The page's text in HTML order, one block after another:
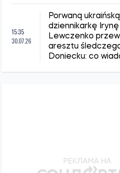
15:35
30.07.26
Porwaną ukraińską
dziennikarkę Irynę
Lewczenko
aresztu
Doniecku: co